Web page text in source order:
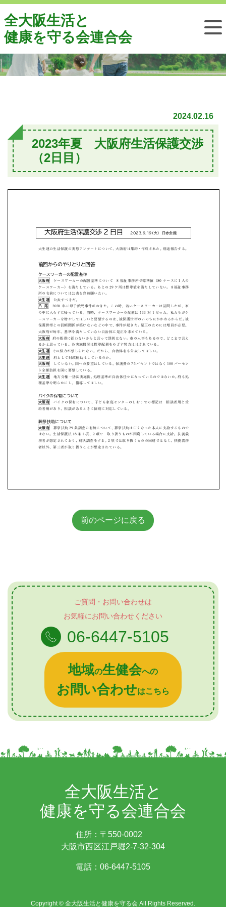
全大阪生活と
健康を守る会連合会
行政交渉
2024.02.16
2023年夏 大阪府生活保護交渉
（2日目）
前のページに戻る
ご質問・お問い合わせは
お気軽にお問い合わせください
06-6447-5105
地域の生健会への
お問い合わせはこちら
全大阪生活と
健康を守る会連合会
住所：〒550-0002
大阪市西区江戸堀2-7-32-304
電話： 06-6447-5105
Copyright © 全大阪生活と健康を守る会 All Rights Reserved.